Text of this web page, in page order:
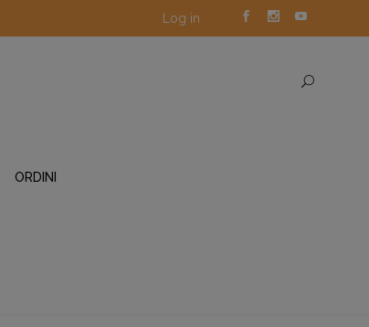
Log in
ORDINI